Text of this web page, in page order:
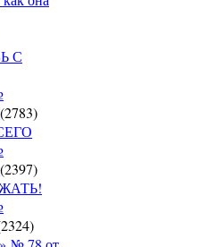
С
(2783)
(2397)
2324)